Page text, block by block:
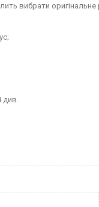
вибрати оригінальне